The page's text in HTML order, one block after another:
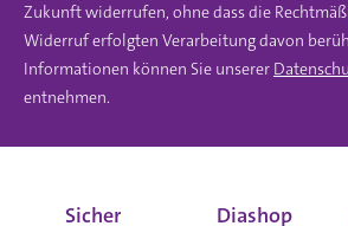
Zukunft widerrufen, ohne dass die
Widerruf erfolgten Verarbeitung davon
Informationen können Sie unserer
entnehmen.
Sicher
Diashop